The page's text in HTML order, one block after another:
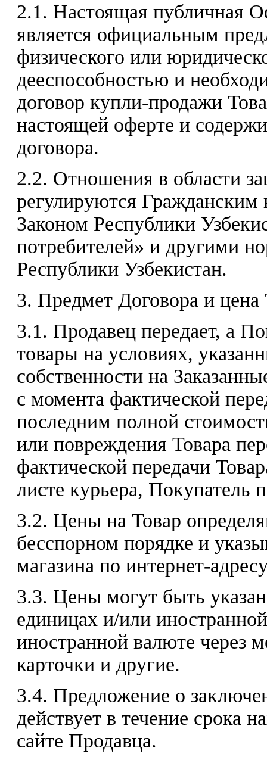
2.1. Настоящая публичная
является официальным
физического или
дееспособностью и
договор купли-продажи
настоящей оферте и
договора.
2.2. Отношения в области
регулируются Гражданским
Законом Республики
потребителей» и другими
Республики Узбекистан.
3. Предмет Договора и цена
3.1. Продавец передает, а
товары на условиях,
собственности на
с момента фактической
последним полной
или повреждения Товара
фактической передачи
листе курьера, Покупатель
3.2. Цены на Товар
бесспорном порядке и
магазина по интернет-
3.3. Цены могут быть
единицах и/или
иностранной валюте через
карточки и другие.
3.4. Предложение о
действует в течение срока
сайте Продавца.